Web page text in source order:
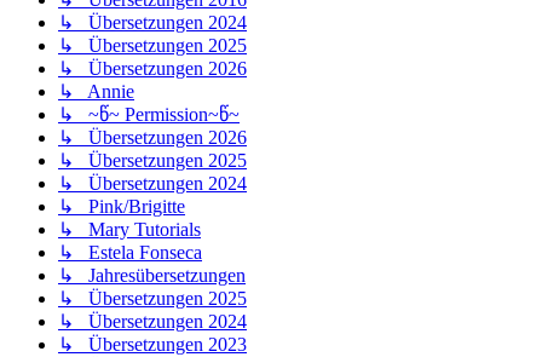
↳ Übersetzungen 2024
↳ Übersetzungen 2025
↳ Übersetzungen 2026
↳ Annie
↳ ~წ~ Permission~წ~
↳ Übersetzungen 2026
↳ Übersetzungen 2025
↳ Übersetzungen 2024
↳ Pink/Brigitte
↳ Mary Tutorials
↳ Estela Fonseca
↳ Jahresübersetzungen
↳ Übersetzungen 2025
↳ Übersetzungen 2024
↳ Übersetzungen 2023